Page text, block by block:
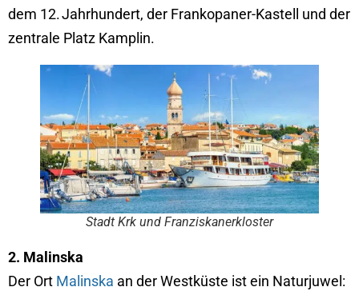
dem 12. Jahrhundert, der Frankopaner-Kastell und der
zentrale Platz Kamplin.
Stadt Krk und Franziskanerkloster
2. Malinska
Der Ort Malinska an der Westküste ist ein Naturjuwel: